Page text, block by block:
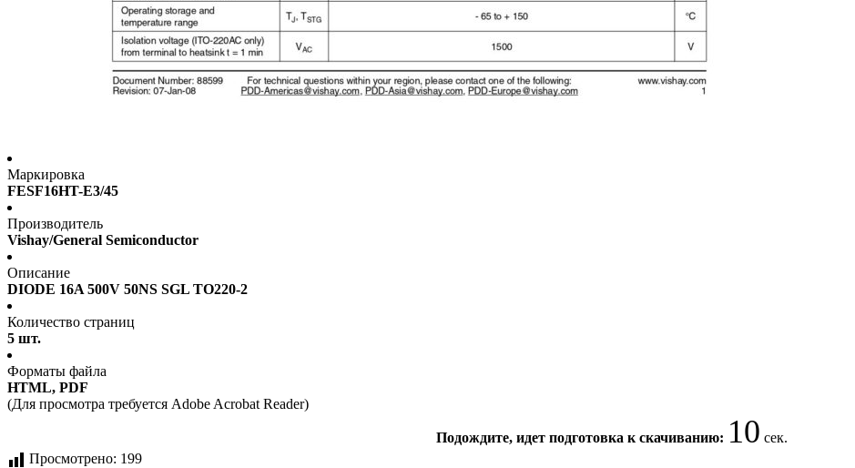
Маркировка
FESF16HT-E3/45
Производитель
Vishay/General Semiconductor
Описание
DIODE 16A 500V 50NS SGL TO220-2
Количество страниц
5 шт.
Форматы файла
HTML, PDF
(Для просмотра требуется Adobe Acrobat Reader)
Подождите, идет подготовка к скачиванию: 10 сек.
Просмотрено: 199